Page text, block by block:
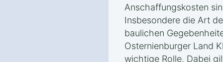
Anschaffungskosten
Insbesondere die Art
baulichen
Osternienburger Land
wichtige Rolle. Dabei